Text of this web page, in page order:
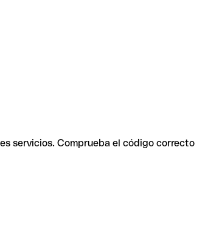
servicios. Comprueba el código correcto